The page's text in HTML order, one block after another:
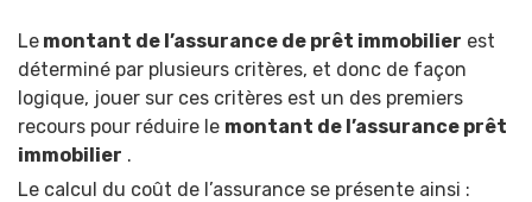
Le montant de l’assurance de prêt immobilier est
déterminé par plusieurs critères, et donc de façon
logique, jouer sur ces critères est un des premiers
recours pour réduire le montant de l’assurance prêt
immobilier .
Le calcul du coût de l’assurance se présente ainsi :